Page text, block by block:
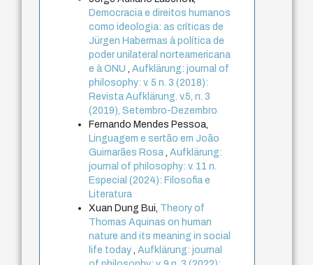
Democracia e direitos humanos
como ideologia: as críticas de
Jürgen Habermas à política de
poder unilateral norteamericana
e à ONU
,Aufklärung: journal of
philosophy: v. 5 n. 3 (2018):
Revista Aufklärung. v.5, n. 3
(2019), Setembro-Dezembro
Fernando Mendes Pessoa,
Linguagem e sertão em João
Guimarães Rosa ,Aufklärung:
journal of philosophy: v. 11 n.
Especial (2024): Filosofia e
Literatura
Xuan Dung Bui, Theory of
Thomas Aquinas on human
nature and its meaning in social
life today ,Aufklärung: journal